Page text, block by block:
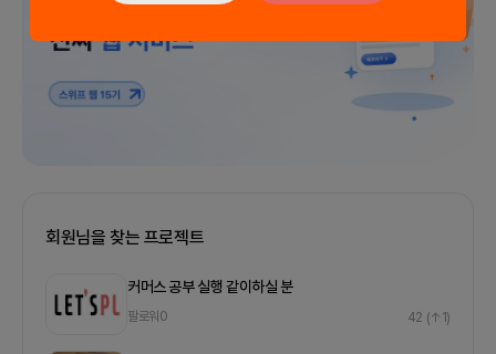
회원님을 찾는 프로젝트
커머스 공부 실행 같이하실 분
팔로워 0 42 (↑1)